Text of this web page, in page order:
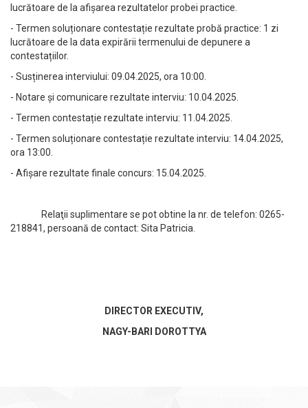
lucrătoare de la afișarea rezultatelor probei practice.
- Termen soluționare contestație rezultate probă practice: 1 zi
lucrătoare de la data expirării termenului de depunere a
contestațiilor.
- Susținerea interviului: 09.04.2025, ora 10:00.
- Notare și comunicare rezultate interviu: 10.04.2025.
- Termen contestație rezultate interviu: 11.04.2025.
- Termen soluționare contestație rezultate interviu: 14.04.2025,
ora 13:00.
- Afișare rezultate finale concurs: 15.04.2025.
Relaţii suplimentare se pot obtine la nr. de telefon: 0265-
218841, persoană de contact: Sita Patricia.
DIRECTOR EXECUTIV,
NAGY-BARI DOROTTYA